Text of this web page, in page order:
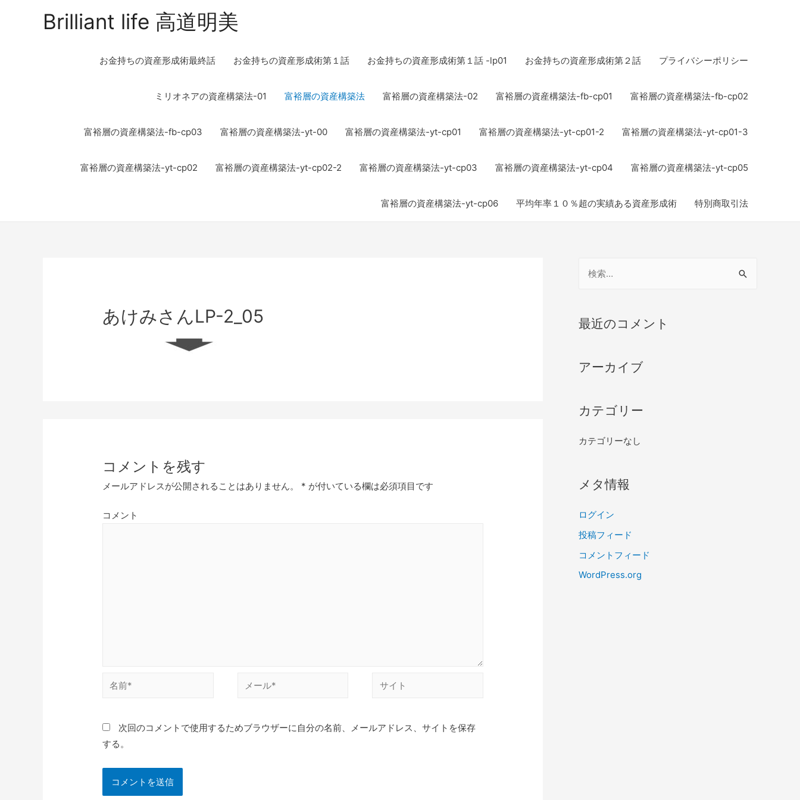
Brilliant life 高道明美
お金持ちの資産形成術最終話 お金持ちの資産形成術第１話 お金持ちの資産形成術第１話 -lp01 お金持ちの資産形成術第２話 プライバシーポリシー
ミリオネアの資産構築法-01 富裕層の資産構築法 富裕層の資産構築法-02 富裕層の資産構築法-fb-cp01 富裕層の資産構築法-fb-cp02
富裕層の資産構築法-fb-cp03 富裕層の資産構築法-yt-00 富裕層の資産構築法-yt-cp01 富裕層の資産構築法-yt-cp01-2 富裕層の資産構築法-yt-cp01-3
富裕層の資産構築法-yt-cp02 富裕層の資産構築法-yt-cp02-2 富裕層の資産構築法-yt-cp03 富裕層の資産構築法-yt-cp04 富裕層の資産構築法-yt-cp05
富裕層の資産構築法-yt-cp06 平均年率１０％超の実績ある資産形成術 特別商取引法
あけみさんLP-2_05
コメントを残す
メールアドレスが公開されることはありません。 * が付いている欄は必須項目です
コメント
次回のコメントで使用するためブラウザーに自分の名前、メールアドレス、サイトを保存
する。
最近のコメント
アーカイブ
カテゴリー
カテゴリーなし
メタ情報
ログイン
投稿フィード
コメントフィード
WordPress.org